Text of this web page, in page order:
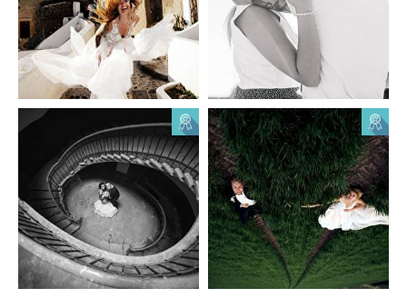
20 0 8 0
Zhuk video studio
Жук
0 0
Taras Terletskyi
0 0